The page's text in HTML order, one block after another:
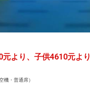
元より、子供4610元より
機・普通席）